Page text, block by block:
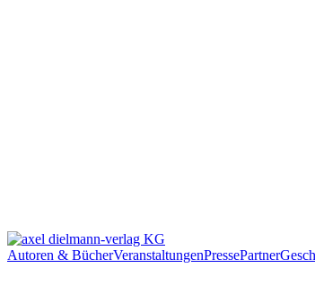
Autoren & BücherVeranstaltungenPressePartner